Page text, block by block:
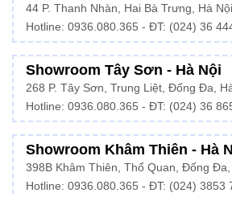
44 P. Thanh Nhàn, Hai Bà Trưng, Hà Nội
Hotline: 0936.080.365 - ĐT: (024) 36
Showroom Tây Sơn - Hà Nội
268 P. Tây Sơn, Trung Liệt, Đống Đa,
Hotline: 0936.080.365 - ĐT: (024) 36
Showroom Khâm Thiên - Hà
398B Khâm Thiên, Thổ Quan, Đống Đa,
Hotline: 0936.080.365 - ĐT: (024) 3853